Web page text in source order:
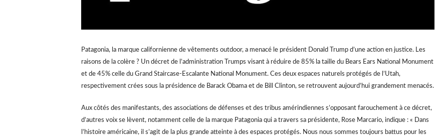
Patagonia, la marque californienne de vêtements outdoor, a menacé le président Donald Trump d’une action en justice. Les
raisons de la colère ? Un décret de l’administration Trumps visant à réduire de 85% la taille du Bears Ears National Monument
et de 45% celle du Grand Staircase-Escalante National Monument. Ces deux espaces naturels protégés de l’Utah,
respectivement crées sous la présidence de Barack Obama et de Bill Clinton, se retrouvent aujourd’hui grandement menacés.
Aux côtés des manifestants, des associations de défenses et des tribus amérindiennes s’opposant farouchement à ce décret,
d’autres voix se lèvent, notamment celle de la marque Patagonia qui a travers sa présidente, Rose Marcario, indique : « Dans
l’histoire américaine, il s’agit de la plus grande atteinte à des espaces protégés. Nous nous sommes toujours battus pour les